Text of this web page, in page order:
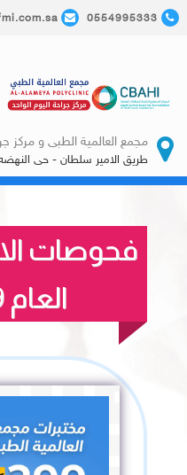
0554995333
مجمع العالمية الطبى و مركز
طريق الامير سلطان - حى
فحوصات
العام 299 ريال